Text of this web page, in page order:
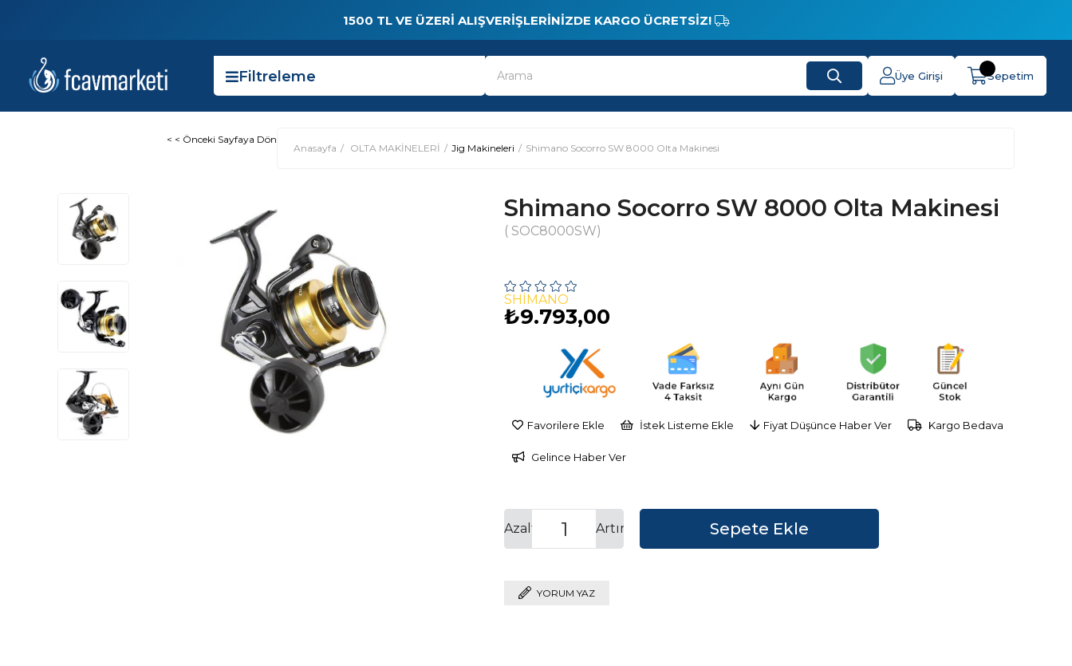
1500 TL VE ÜZERI ALIŞVERIŞLERINIZDE KARGO ÜCRETSIZ!
Filtreleme Üye Girişi Sepetim
Anasayfa OLTA MAKİNELERİ Jig Makineleri Shimano Socorro SW 8000 Olta Makinesi
< < Önceki Sayfaya Dön
Shimano Socorro SW 8000 Olta Makinesi
( SOC8000SW)
SHIMANO
₺9.793,00
Favorilere Ekle İstek Listeme Ekle Fiyat Düşünce Haber Ver Kargo Bedava
Gelince Haber Ver
Artır
Azalt
YORUM YAZ